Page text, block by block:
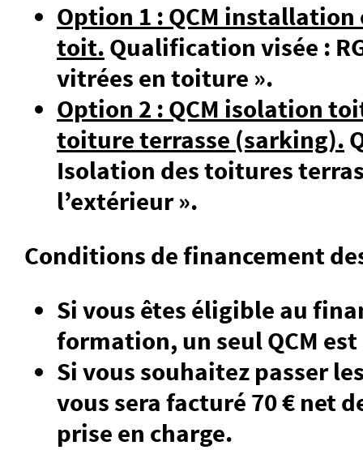
Option 1 : QCM
toit. Qualification visée :
vitrées en toiture ».
Option 2 : QCM isolation
toiture terrasse (sarking).
Isolation des toitures
l’extérieur ».
Conditions de financement
Si vous êtes éligible au
formation, un seul QCM
Si vous souhaitez passer
vous sera facturé 70 € net
prise en charge.